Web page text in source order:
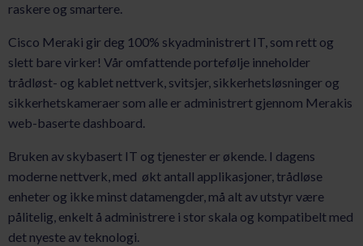
raskere og smartere.
Cisco Meraki gir deg 100% skyadministrert IT, som rett og
slett bare virker! Vår omfattende portefølje inneholder
trådløst- og kablet nettverk, svitsjer, sikkerhetsløsninger og
sikkerhetskameraer som alle er administrert gjennom Merakis
web-baserte dashboard.
Bruken av skybasert IT og tjenester er økende. I dagens
moderne nettverk, med økt antall applikasjoner, trådløse
enheter og ikke minst datamengder, må alt av utstyr være
pålitelig, enkelt å administrere i stor skala og kompatibelt med
det nyeste av teknologi.